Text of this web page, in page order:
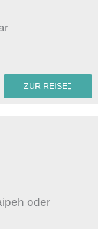
ZUR REISE
oder